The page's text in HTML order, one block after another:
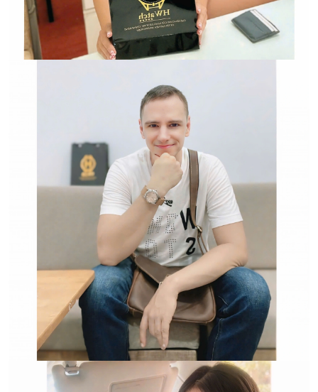
Đồng Hồ Chính Hãng
Hwatch Chuyên Nhập khẩu Và Phân Phối Các Loại
Đồng Hồ Chính Hãng
Trường hợp không chấp